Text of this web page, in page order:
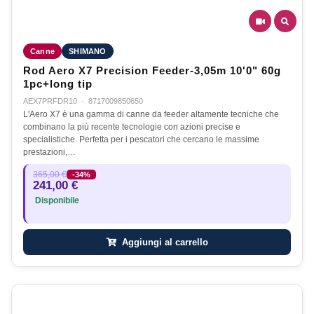
Canne SHIMANO
Rod Aero X7 Precision Feeder-3,05m 10'0" 60g
1pc+long tip
AEX7PRFDR10 · 8717009850650
L'Aero X7 è una gamma di canne da feeder altamente tecniche che
combinano la più recente tecnologie con azioni precise e
specialistiche. Perfetta per i pescatori che cercano le massime
prestazioni,…
365,00 € -34%
241,00 €
Disponibile
Aggiungi al carrello